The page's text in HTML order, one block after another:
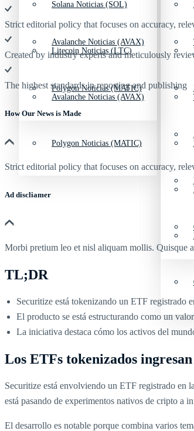
Avalanche Noticias (AVAX)
Polygon Noticias (MATIC)
Solana Noticias (SOL)
Litecoin Noticias (LTC)
Avalanche Noticias (AVAX)
Polygon Noticias (MATIC)
Strict editorial policy that focuses on accuracy,
Created by industry experts and meticulously
The highest standards in reporting and publishing
How Our News is Made
Strict editorial policy that focuses on accuracy,
Ad discliamer
Morbi pretium leo et nisl aliquam mollis. Quisque
TL;DR
Securitize está tokenizando un ETF
El producto se está estructurando como un
La iniciativa destaca cómo los activos del
Los ETFs tokenizados
Securitize está envolviendo un ETF registrado
está pasando de experimentos nativos de cripto a
El desarrollo es notable porque combina varios